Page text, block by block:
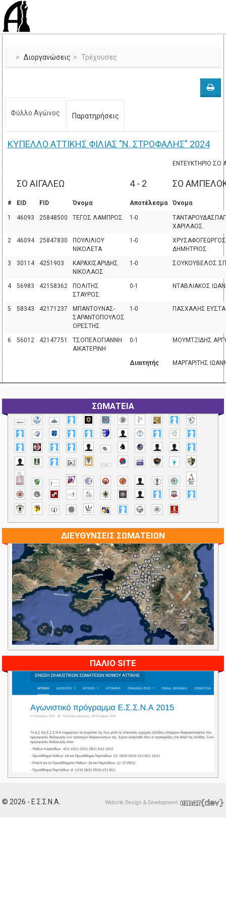
Διοργανώσεις Τρέχουσες
Φύλλο Αγώνος Παρατηρήσεις
ΚΥΠΕΛΛΟ ΑΤΤΙΚΗΣ ΦΙΛΙΑΣ "Ν. ΣΤΡΟΦΑΛΗΣ" 2024
ΕΝΤΕΥΚΤΗΡΙΟ ΣΟ
ΣΟ ΑΙΓΑΛΕΩ 4 - 2 ΣΟ
# EID FID Όνομα Αποτέλεσμα Όνομα
1 46093 25848500 ΤΕΓΟΣ ΛΑΜΠΡΟΣ 1-0
ΧΑΡΙΛΑΟΣ
2
46094 25847830
ΠΟΥΛΙΛΙΟΥ
ΝΙΚΟΛΕΤΑ
1-0
ΧΡΥΣΑΦΟΓΕΩΡΓΟΣ
ΔΗΜΗΤΡΙΟΣ
3
30114 4251903
ΚΑΡΑΧΙΣΑΡΙΔΗΣ
ΝΙΚΟΛΑΟΣ
1-0 ΣΟΥΚΟΥΒΕΛΟΣ
4 56983 42158362
ΠΟΛΙΤΗΣ
ΣΤΑΥΡΟΣ
0-1 ΝΤΑΒΛΙΑΚΟΣ
5 58343 42171237
ΜΠΑΝΤΟΥΝΑΣ-
ΣΑΡΑΝΤΟΠΟΥΛΟΣ
ΟΡΕΣΤΗΣ
1-0 ΠΑΣΧΑΛΗΣ
6 56012 42147751
ΤΣΟΠΕΛΟΓΙΑΝΝΗ
ΑΙΚΑΤΕΡΙΝΗ
0-1 ΜΟΥΜΤΖΙΔΗΣ
Διαιτητής ΜΑΡΓΑΡΙΤΗΣ
ΣΩΜΑΤΕΙΑ
ΔΙΕΥΘΥΝΣΕΙΣ ΣΩΜΑΤΕΙΩΝ
ΠΑΛΙΟ SITE
© 2026 - Ε.Σ.Σ.Ν.Α. Website Design & Development